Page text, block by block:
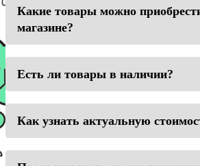
Какие товары можно
магазине?
Есть ли товары в наличии?
Как узнать актуальную